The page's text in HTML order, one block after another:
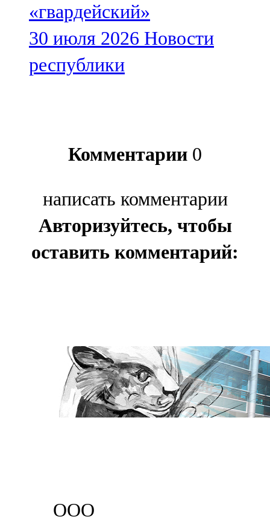
«гвардейский»
30 июля 2026 Новости
республики
Комментарии 0
написать комментарии
Авторизуйтесь, чтобы
оставить комментарий:
ООО